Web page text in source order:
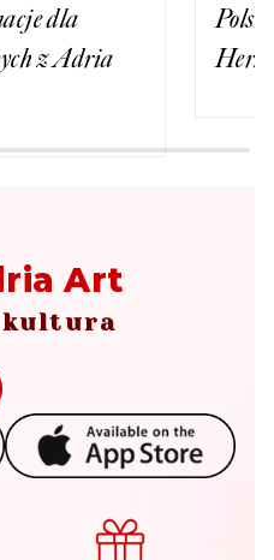
dla
z Adria
Art
kultura